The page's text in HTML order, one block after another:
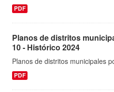
PDF
Planos de distritos
10 - Histórico 2024
Planos de distritos municipales
PDF